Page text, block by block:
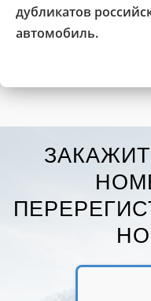
дубликатов
автомобиль.